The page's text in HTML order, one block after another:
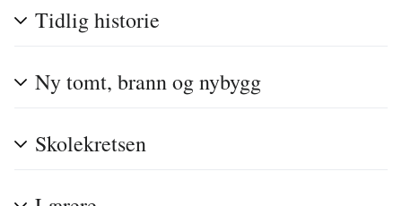
Tidlig historie
Ny tomt, brann og nybygg
Skolekretsen